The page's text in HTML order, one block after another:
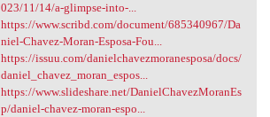
023/11/14/a-glimpse-into-...
https://www.scribd.com/document/685340967/Da
niel-Chavez-Moran-Esposa-Fou...
https://issuu.com/danielchavezmoranesposa/docs/
daniel_chavez_moran_espos...
https://www.slideshare.net/DanielChavezMoranEs
p/daniel-chavez-moran-espo...